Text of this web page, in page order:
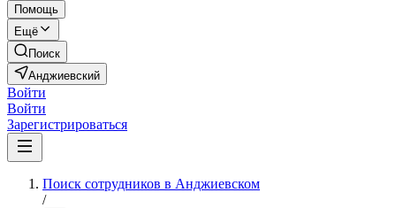
Помощь
Ещё
Поиск
Анджиевский
Войти
Войти
Зарегистрироваться
Поиск сотрудников в Анджиевском
/